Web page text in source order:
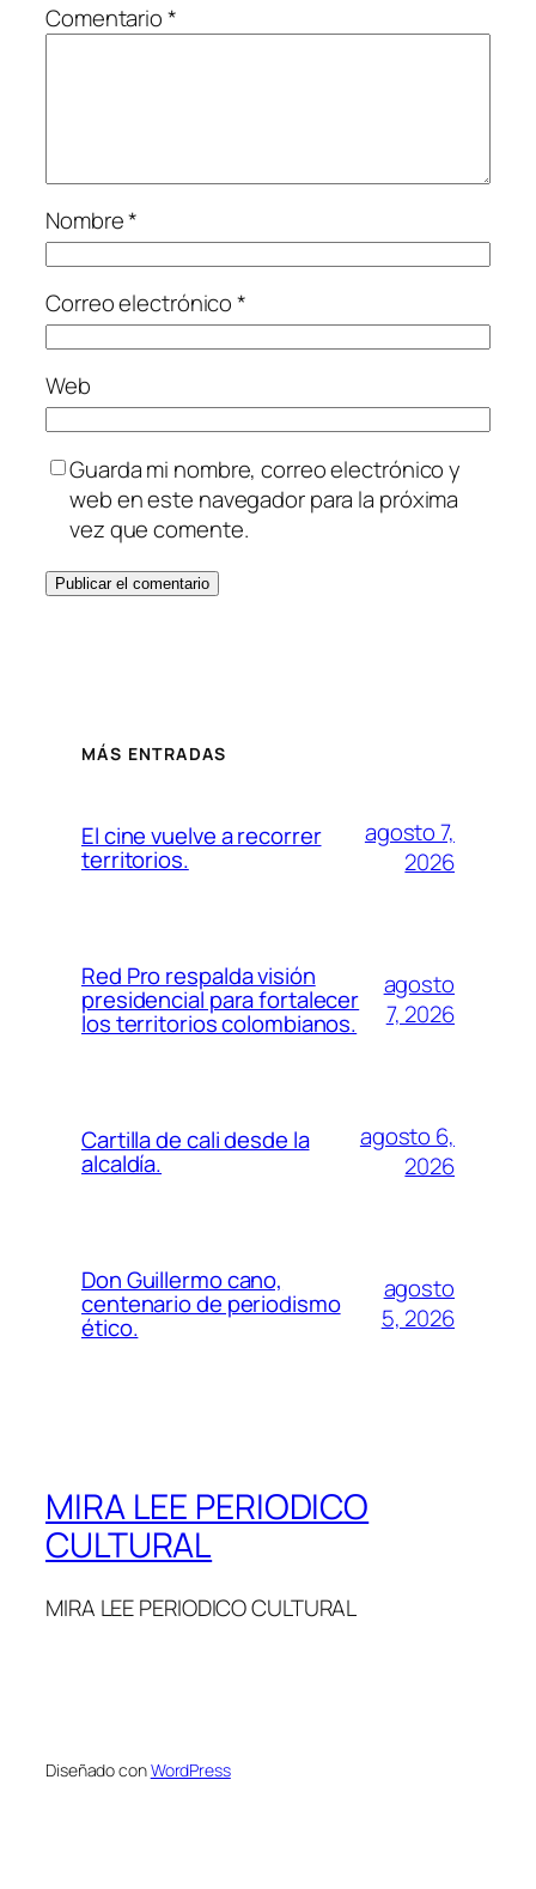
Comentario*
Nombre*
Correo electrónico*
Web
Guarda mi nombre, correo electrónico y
web en este navegador para la próxima
vez que comente.
MÁS ENTRADAS
El cine vuelve a recorrer
territorios.
agosto 7,
2026
Red Pro respalda visión
presidencial para fortalecer
los territorios colombianos.
agosto
7, 2026
Cartilla de cali desde la
alcaldía.
agosto 6,
2026
Don Guillermo cano,
centenario de periodismo
ético.
agosto
5, 2026
MIRA LEE PERIODICO
CULTURAL
MIRA LEE PERIODICO CULTURAL
Diseñado conWordPress